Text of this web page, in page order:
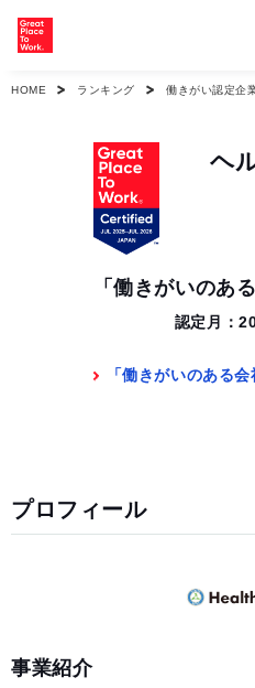
HOME ランキング 働きがい認定企
ヘ
「働きがいのあ
認定月：
「働きがいのある
プロフィール
事業紹介